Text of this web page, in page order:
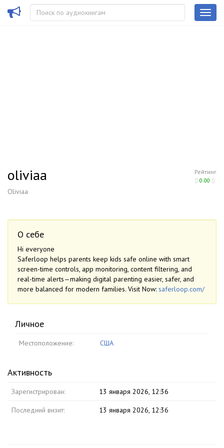
Рейтинг
0.00
oliviaa
Oliviaa
О себе
Hi everyone
Saferloop helps parents keep kids safe online with smart
screen-time controls, app monitoring, content filtering, and
real-time alerts—making digital parenting easier, safer, and
more balanced for modern families. Visit Now: saferloop.com/
Личное
Местоположение: США
Активность
Зарегистрирован: 13 января 2026, 12:36
Последний визит: 13 января 2026, 12:36